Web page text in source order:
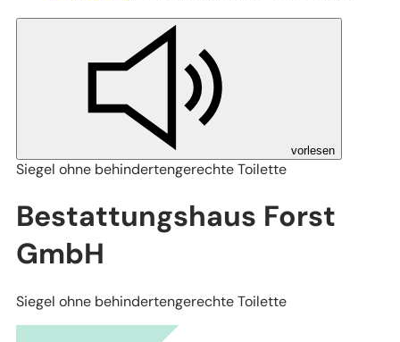
hier:
vorlesen
Siegel ohne behindertengerechte Toilette
Bestattungshaus Forst
GmbH
Siegel ohne behindertengerechte Toilette